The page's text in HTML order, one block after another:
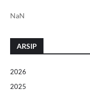
NaN
ARSIP
2026
2025